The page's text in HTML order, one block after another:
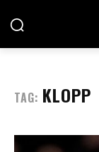
TAG: KLOPP